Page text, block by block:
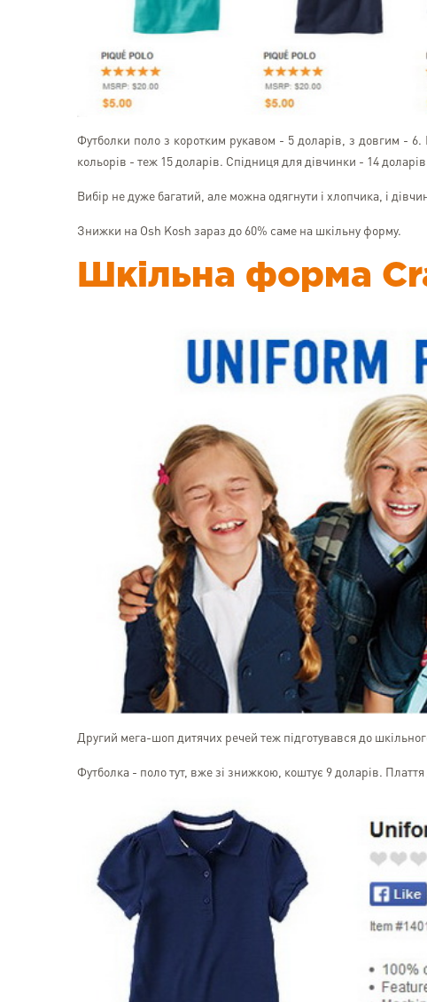
Футболки поло з коротким рукавом - 5 доларів, з довгим -
кольорів - теж 15 доларів. Спідниця для дівчинки - 14
Вибір не дуже багатий, але можна одягнути і хлопчика, і
Знижки на Osh Kosh зараз до 60% саме на шкільну форму.
Шкільна форма
Другий мега-шоп дитячих речей теж підготувався до
Футболка - поло тут, вже зі знижкою, коштує 9 доларів.